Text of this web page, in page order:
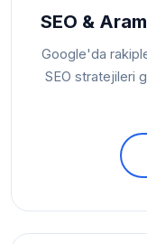
SEO &
Google'da
SEO stratejileri